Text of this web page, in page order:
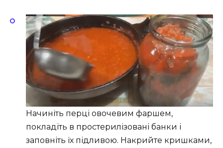
Начиніть перці овочевим фаршем,
покладіть в простерилізовані банки і
заповніть їх підливою. Накрийте кришками,